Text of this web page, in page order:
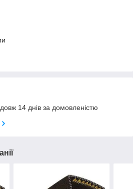
14 днів за домовленістю